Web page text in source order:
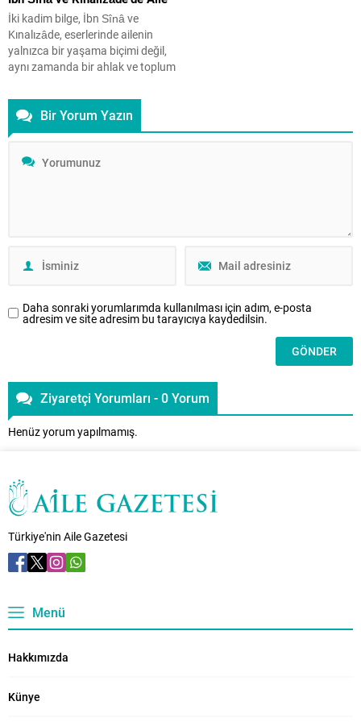
hayatını anlatıyor....
İki kadim bilge, İbn Sînâ ve
Kınalızâde, eserlerinde ailenin
yalnızca bir yaşama biçimi değil,
aynı zamanda bir ahlak ve toplum
vurgulayarak; eş seçiminden
çocuk terbiyesine, ev düzeninden
toplumsal bütünlüğe uzanan
Günümüzde yaşanan gelişmelerin
Bir Yorum Yazın
Daha sonraki yorumlarımda kullanılması için adım, e-posta
adresim ve site adresim bu tarayıcıya kaydedilsin.
Ziyaretçi Yorumları - 0 Yorum
Henüz yorum yapılmamış.
Türkiye'nin Aile Gazetesi
Menü
Hakkımızda
Künye